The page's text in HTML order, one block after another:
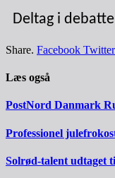
Deltag i
Share. Facebook Twitter
Læs også
PostNord Danmark
Professionel
Solrød-talent udtaget